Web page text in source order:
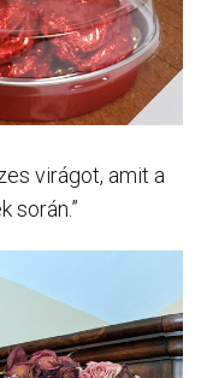
virágot, amit a
során.”